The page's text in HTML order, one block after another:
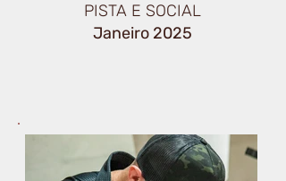
PISTA E SOCIAL
Janeiro 2025